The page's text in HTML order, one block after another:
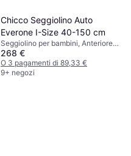
Chicco Seggiolino Auto
Everone I-Size 40-150 cm
Seggiolino per bambini, Anteriore,
Riduttore per seggiolino neonato
incluso, Rivestimento lavabile,
Poggiatesta regolabile
268 €
O 3 pagamenti di 89,33 €
9+ negozi